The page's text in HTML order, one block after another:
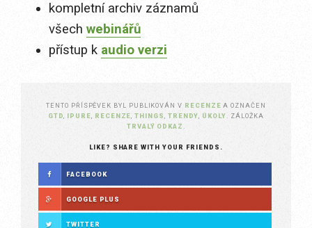
kompletní archiv záznamů
všech webinářů
přístup k audio verzi
TENTO PŘÍSPĚVEK BYL PUBLIKOVÁN V RECENZE A OZNAČEN
GTD
IPURE RECENZE ,THINGS TRENDY ÚKOLY . ZÁLOŽKA
TRVALÝ ODKAZ
LIKE? SHARE WITH YOUR FRIENDS.
FACEBOOK
GOOGLE PLUS
TWITTER